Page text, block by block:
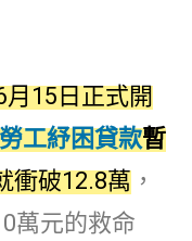
15日正式開
勞工紓困貸款暫
衝破12.8萬 ，
萬元的救命